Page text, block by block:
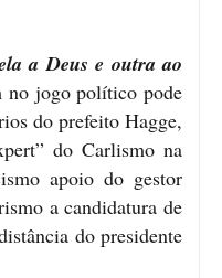
a Deus e outra ao
no jogo político pode
do prefeito Hagge,
do Carlismo na
apoio do gestor
a candidatura de
do presidente